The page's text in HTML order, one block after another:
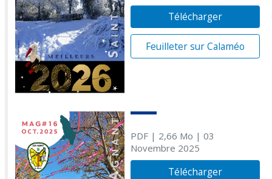
Télécharger
Feuilleter sur Calaméo
PDF| 2,66 Mo | 03
Novembre 2025
Télécharger